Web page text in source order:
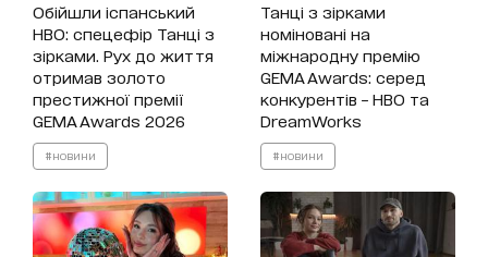
Обійшли іспанський
HBO: спецефір Танці з
зірками. Рух до життя
отримав золото
престижної премії
GEMA Awards 2026
#новини
Танці з зірками
номіновані на
міжнародну премію
GEMA Awards: серед
конкурентів – HBO та
DreamWorks
#новини